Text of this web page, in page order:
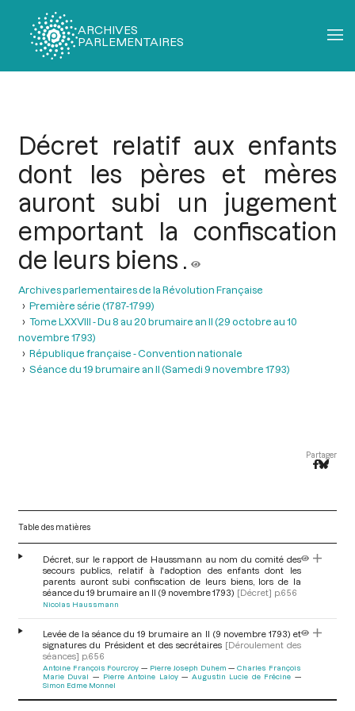
ARCHIVES
PARLEMENTAIRES
Décret relatif aux enfants
dont les pères et mères
auront subi un jugement
emportant la confiscation
de leurs biens .
Archives parlementaires de la Révolution Française
Première série (1787-1799)
Tome LXXVIII - Du 8 au 20 brumaire an II (29 octobre au 10
novembre 1793)
République française - Convention nationale
Séance du 19 brumaire an II (Samedi 9 novembre 1793)
Partager
Table des matières
Décret, sur le rapport de Haussmann au nom du comité des
secours publics, relatif à l'adoption des enfants dont les
parents auront subi confiscation de leurs biens, lors de la
séance du 19 brumaire an II (9 novembre 1793) [Décret] p.656
Nicolas Haussmann
Levée de la séance du 19 brumaire an II (9 novembre 1793) et
signatures du Président et des secrétaires [Déroulement des
séances] p.656
Antoine François Fourcroy Pierre Joseph Duhem
Charles François
Marie Duval
Pierre Antoine Laloy
Augustin Lucie de Frécine
Simon Edme Monnel